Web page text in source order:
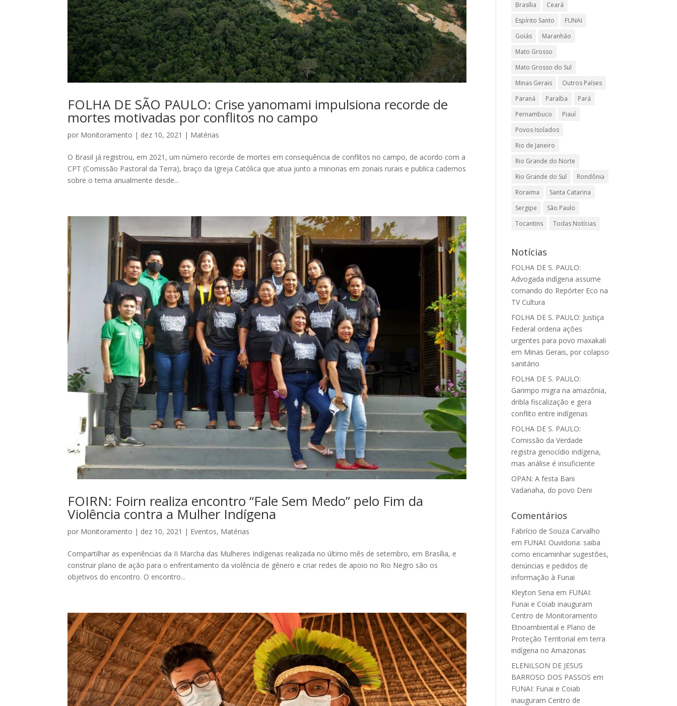
FOLHA DE SÃO PAULO: Crise yanomami impulsiona recorde de
mortes motivadas por conflitos no campo
por Monitoramento | dez 10, 2021 | Matérias
O Brasil já registrou, em 2021, um número recorde de mortes em consequência de conflitos no campo, de acordo com a
CPT (Comissão Pastoral da Terra), braço da Igreja Católica que atua junto a minorias em zonais rurais e publica cadernos
sobre o tema anualmente desde...
FOIRN: Foirn realiza encontro “Fale Sem Medo” pelo Fim da
Violência contra a Mulher Indígena
por Monitoramento | dez 10, 2021 | Eventos, Matérias
Compartilhar as experiências da II Marcha das Mulheres Indígenas realizada no último mês de setembro, em Brasília, e
construir plano de ação para o enfrentamento da violência de gênero e criar redes de apoio no Rio Negro são os
objetivos do encontro. O encontro...
Brasília
Ceará
Espírito Santo
FUNAI
Goiás
Maranhão
Mato Grosso
Mato Grosso do Sul
Minas Gerais
Outros Países
Paraná
Paraíba
Pará
Pernambuco
Piauí
Povos Isolados
Rio de Janeiro
Rio Grande do Norte
Rio Grande do Sul
Rondônia
Roraima
Santa Catarina
Sergipe
São Paulo
Tocantins
Todas Notícias
Notícias
FOLHA DE S. PAULO:
Advogada indígena assume
comando do Repórter Eco na
TV Cultura
FOLHA DE S. PAULO: Justiça
Federal ordena ações
urgentes para povo maxakali
em Minas Gerais, por colapso
sanitário
FOLHA DE S. PAULO:
Garimpo migra na amazônia,
dribla fiscalização e gera
conflito entre indígenas
FOLHA DE S. PAULO:
Comissão da Verdade
registra genocídio indígena,
mas análise é insuficiente
OPAN: A festa Bani
Vadanaha, do povo Deni
Comentários
Fabrício de Souza Carvalho
em FUNAI: Ouvidoria: saiba
como encaminhar sugestões,
denúncias e pedidos de
informação à Funai
Kleyton Sena em FUNAI:
Funai e Coiab inauguram
Centro de Monitoramento
Etnoambiental e Plano de
Proteção Territorial em terra
indígena no Amazonas
ELENILSON DE JESUS
BARROSO DOS PASSOS em
FUNAI: Funai e Coiab
inauguram Centro de